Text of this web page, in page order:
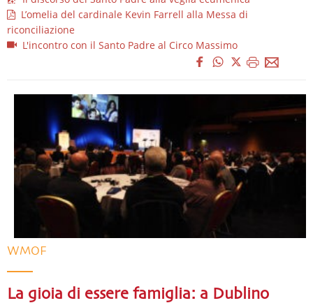
L’omelia del cardinale Kevin Farrell alla Messa di
riconciliazione
L'incontro con il Santo Padre al Circo Massimo
WMOF
La gioia di essere famiglia: a Dublino